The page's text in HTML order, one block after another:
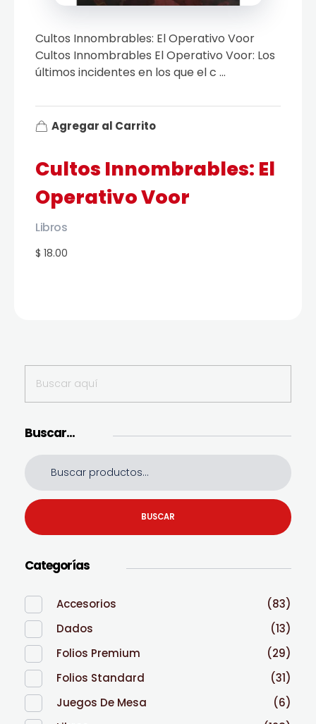
Cultos Innombrables: El
Operativo Voor
$ 18.00
Libros
Cultos Innombrables: El Operativo Voor
Cultos Innombrables El Operativo Voor: Los
últimos incidentes en los que el c ...
Agregar al Carrito
Buscar…
BUSCAR
Categorías
Accesorios
(83)
Dados
(13)
Folios Premium
(29)
Folios Standard
(31)
Juegos De Mesa
(6)